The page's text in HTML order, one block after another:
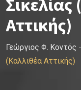
Αττικής)
Γεώργιος Φ. Κοντός -
(Καλλιθέα Αττικής)